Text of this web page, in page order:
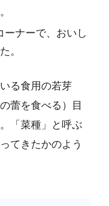
ーナーで、おいし
。
る食用の若芽
蕾を食べる）目
「菜種」と呼ぶ
てきたかのよう